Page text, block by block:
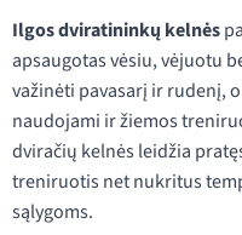
Ilgos dviratininkų kelnės
apsaugotas vėsiu, vėjuotu
važinėti pavasarį ir rudenį,
naudojami ir žiemos
dviračių kelnės leidžia
treniruotis net nukritus
sąlygoms.